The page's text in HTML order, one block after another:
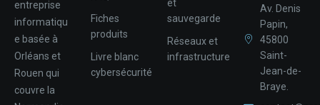
entreprise
informatiqu
e basée à
Orléans et
Rouen qui
couvre la
Fiches
produits
Livre blanc
cybersécurité
et
sauvegarde
Réseaux et
infrastructure
Av. Denis
Papin,
45800
Saint-
Jean-de-
Braye.